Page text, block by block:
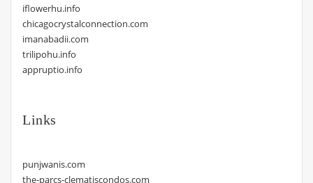
iflowerhu.info
chicagocrystalconnection.com
imanabadii.com
trilipohu.info
appruptio.info
Links
punjwanis.com
the-parcs-clematiscondos.com